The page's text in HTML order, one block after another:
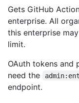
Gets GitHub
enterprise. All
this enterprise
limit.
OAuth tokens and
need the
endpoint.